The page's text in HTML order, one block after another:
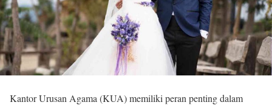
Kantor Urusan Agama (KUA) memiliki peran penting dalam